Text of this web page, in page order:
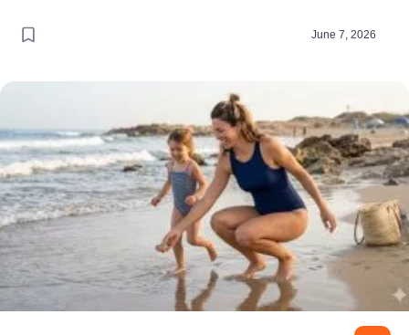
June 7, 2026
הפריט שמשנה את חוקי המשחק בחוף: איך לבחור את בגד הים שיתמוך בך